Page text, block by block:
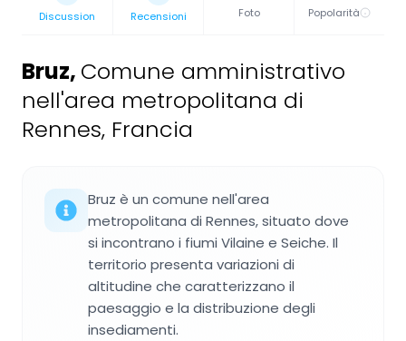
Discussion Recensioni Foto Popolarità
Bruz, Comune amministrativo
nell'area metropolitana di
Rennes, Francia
Bruz è un comune nell'area
metropolitana di Rennes, situato dove
si incontrano i fiumi Vilaine e Seiche. Il
territorio presenta variazioni di
altitudine che caratterizzano il
paesaggio e la distribuzione degli
insediamenti.